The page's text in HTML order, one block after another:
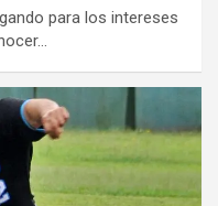
para los intereses